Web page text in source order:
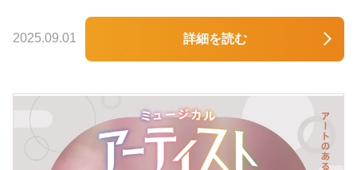
2025.09.01 詳細を読む